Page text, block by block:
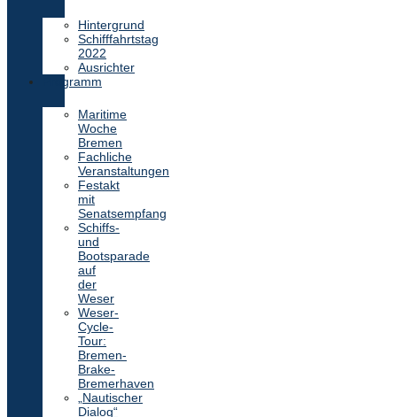
Hintergrund
Schifffahrtstag
2022
Ausrichter
Programm
Maritime
Woche
Bremen
Fachliche
Veranstaltungen
Festakt
mit
Senatsempfang
Schiffs-
und
Bootsparade
auf
der
Weser
Weser-
Cycle-
Tour:
Bremen-
Brake-
Bremerhaven
„Nautischer
Dialog“